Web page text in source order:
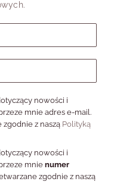
nie na nadmiarze
nie konkurować,
odnajduje się w
i w lookach, które
z
nowości i
mnie adres e-mail.
z naszą Polityką
nowości i
mnie numer
zgodnie z naszą